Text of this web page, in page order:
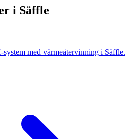
i Säffle
med värmeåtervinning i Säffle.